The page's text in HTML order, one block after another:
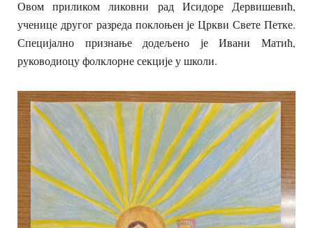
Овом приликом ликовни рад Исидоре Дервишевић,
ученице другог разреда поклоњен је Цркви Свете Петке.
Специјално признање додељено је Ивани Матић,
руководиоцу фолклорне секције у школи.